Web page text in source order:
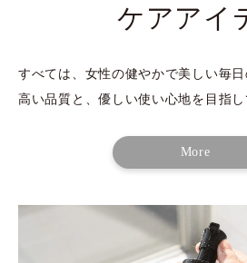
ケアアイ
すべては、​女性の​健やかで​美しい​毎
高い​品質と、​優しい​使い心地を​目指し
More